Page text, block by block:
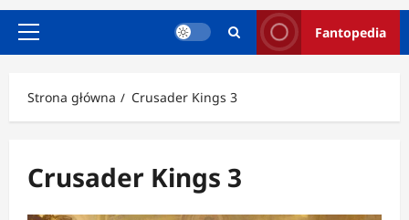
Menu
Fantopedia
Strona główna Crusader Kings 3
Crusader Kings 3